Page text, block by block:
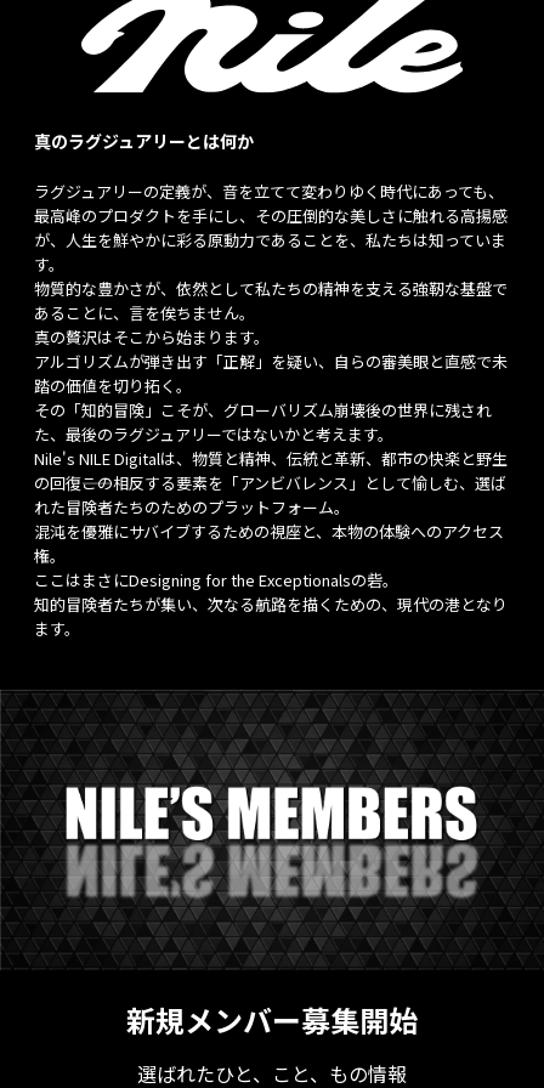
真のラグジュアリーとは何か
ラグジュアリーの定義が、音を立てて変わりゆく時代にあっても、
最高峰のプロダクトを手にし、その圧倒的な美しさに触れる高揚感
が、人生を鮮やかに彩る原動力であることを、私たちは知っていま
す。
物質的な豊かさが、依然として私たちの精神を支える強靭な基盤で
あることに、言を俟ちません。
真の贅沢はそこから始まります。
アルゴリズムが弾き出す「正解」を疑い、自らの審美眼と直感で未
踏の価値を切り拓く。
その「知的冒険」こそが、グローバリズム崩壊後の世界に残され
た、最後のラグジュアリーではないかと考えます。
Nile's NILE Digitalは、物質と精神、伝統と革新、都市の快楽と野生
の回復――この相反する要素を「アンビバレンス」として愉しむ、選ば
れた冒険者たちのためのプラットフォーム。
混沌を優雅にサバイブするための視座と、本物の体験へのアクセス
権。
ここはまさにDesigning for the Exceptionalsの砦。
知的冒険者たちが集い、次なる航路を描くための、現代の港となり
ます。
新規メンバー募集開始
選ばれたひと、こと、もの情報